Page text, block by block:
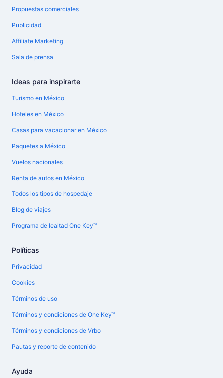
Propuestas comerciales
Publicidad
Affiliate Marketing
Sala de prensa
Ideas para inspirarte
Turismo en México
Hoteles en México
Casas para vacacionar en México
Paquetes a México
Vuelos nacionales
Renta de autos en México
Todos los tipos de hospedaje
Blog de viajes
Programa de lealtad One Key™
Políticas
Privacidad
Cookies
Términos de uso
Términos y condiciones de One Key™
Términos y condiciones de Vrbo
Pautas y reporte de contenido
Ayuda